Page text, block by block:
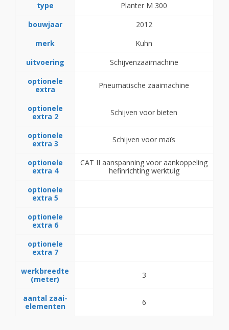
type
Planter M 300
bouwjaar
2012
merk
Kuhn
uitvoering
Schijvenzaaimachine
optionele
extra
Pneumatische zaaimachine
optionele
extra 2
Schijven voor bieten
optionele
extra 3
Schijven voor maïs
optionele
extra 4
CAT II aanspanning voor aankoppeling
hefinrichting werktuig
optionele
extra 5
optionele
extra 6
optionele
extra 7
werkbreedte
(meter)
3
aantal zaai-
elementen
6